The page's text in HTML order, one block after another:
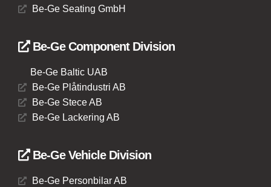
Be-Ge Seating GmbH
Be-Ge Component Division
Be-Ge Baltic UAB
Be-Ge Plåtindustri AB
Be-Ge Stece AB
Be-Ge Lackering AB
Be-Ge Vehicle Division
Be-Ge Personbilar AB